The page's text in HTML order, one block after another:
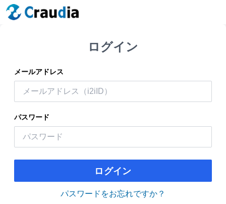
ログイン
メールアドレス
パスワード
ログイン
パスワードをお忘れですか？